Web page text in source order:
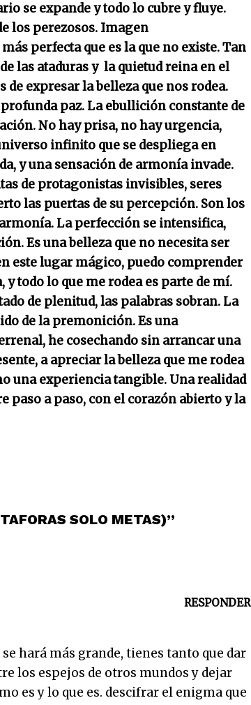
se expande y todo lo cubre y fluye.
los perezosos. Imagen
perfecta que es la que no existe. Tan
las ataduras y la quietud reina en el
expresar la belleza que nos rodea.
paz. La ebullición constante de
No hay prisa, no hay urgencia,
infinito que se despliega en
y una sensación de armonía invade.
de protagonistas invisibles, seres
las puertas de su percepción. Son los
La perfección se intensifica,
Es una belleza que no necesita ser
este lugar mágico, puedo comprender
y todo lo que me rodea es parte de mí.
de plenitud, las palabras sobran. La
de la premonición. Es una
he cosechando sin arrancar una
a apreciar la belleza que me rodea
una experiencia tangible. Una realidad
paso a paso, con el corazón abierto y la
SOLO METAS)”
RESPONDER
hará más grande, tienes tanto que dar
los espejos de otros mundos y dejar
es y lo que es. descifrar el enigma que